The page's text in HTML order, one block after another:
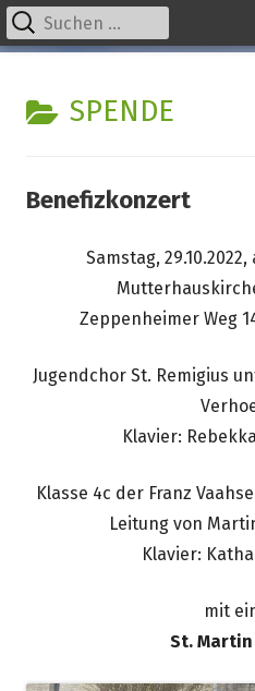
zum
Inhalt
Primäres
Suchen
nach:
KATEGORIE:
SPENDE
Benefizkonzert
Samstag,
Zeppenheimer Weg
Jugendchor St. Remigius
Klavier:
Klasse 4c der Franz
Leitung von
Klavier:
mit
St. Martin